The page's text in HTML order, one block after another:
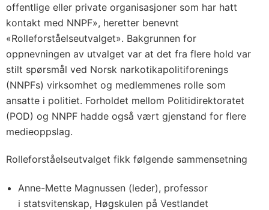
offentlige eller private organisasjoner som har hatt
kontakt med NNPF», heretter benevnt
«Rolleforståelseutvalget». Bakgrunnen for
oppnevningen av utvalget var at det fra flere hold var
stilt spørsmål ved Norsk narkotikapolitiforenings
(NNPFs) virksomhet og medlemmenes rolle som
ansatte i politiet. Forholdet mellom Politidirektoratet
(POD) og NNPF hadde også vært gjenstand for flere
medieoppslag.
Rolleforståelseutvalget fikk følgende sammensetning
Anne-Mette Magnussen (leder), professor
i statsvitenskap, Høgskulen på Vestlandet